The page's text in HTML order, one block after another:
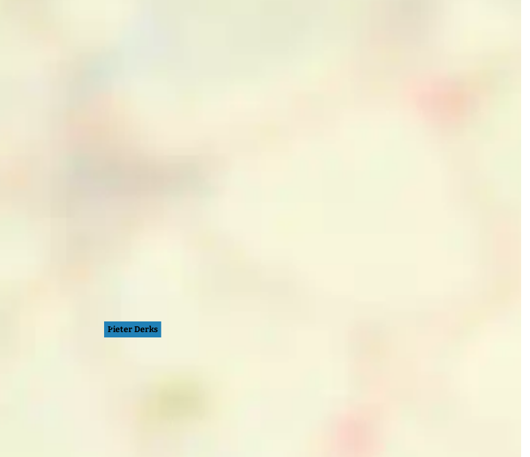
Pieter Derks